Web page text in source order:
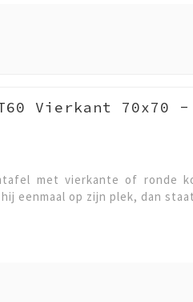
Vierkant 70x70
met vierkante of ronde
eenmaal op zijn plek, dan